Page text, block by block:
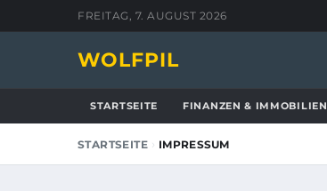
FREITAG, 7. AUGUST 2026
WOLFPIL
STARTSEITE FINANZEN & IMMOBILIEN
STARTSEITE › IMPRESSUM